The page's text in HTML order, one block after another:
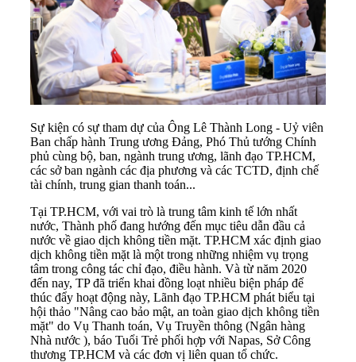
Sự kiện có sự tham dự của Ông Lê Thành Long - Uỷ viên
Ban chấp hành Trung ương Đảng, Phó Thủ tướng Chính
phủ cùng bộ, ban, ngành trung ương, lãnh đạo TP.HCM,
các sở ban ngành các địa phương và các TCTD, định chế
tài chính, trung gian thanh toán...
Tại TP.HCM, với vai trò là trung tâm kinh tế lớn nhất
nước, Thành phố đang hướng đến mục tiêu dẫn đầu cả
nước về giao dịch không tiền mặt. TP.HCM xác định giao
dịch không tiền mặt là một trong những nhiệm vụ trọng
tâm trong công tác chỉ đạo, điều hành. Và từ năm 2020
đến nay, TP đã triển khai đồng loạt nhiều biện pháp để
thúc đẩy hoạt động này, Lãnh đạo TP.HCM phát biểu tại
hội thảo "Nâng cao bảo mật, an toàn giao dịch không tiền
mặt" do Vụ Thanh toán, Vụ Truyền thông (Ngân hàng
Nhà nước ), báo Tuổi Trẻ phối hợp với Napas, Sở Công
thương TP.HCM và các đơn vị liên quan tổ chức.